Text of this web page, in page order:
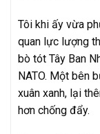
Tôi khi ấy vừa
quan lực lượng
bò tót Tây Ban
NATO. Một bên
xuân xanh, lại
hơn chống đẩy.